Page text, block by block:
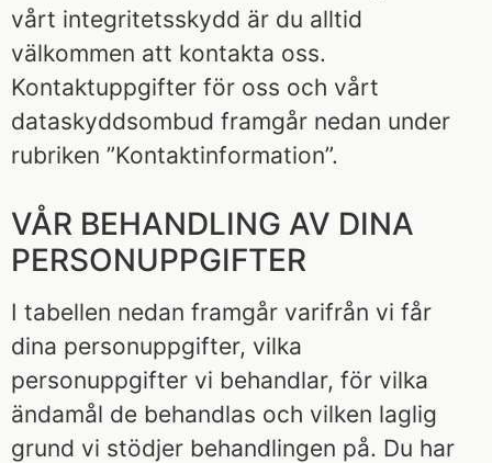
vårt integritetsskydd är du alltid
välkommen att kontakta oss.
Kontaktuppgifter för oss och vårt
dataskyddsombud framgår nedan under
rubriken ”Kontaktinformation”.
VÅR BEHANDLING AV DINA
PERSONUPPGIFTER
I tabellen nedan framgår varifrån vi får
dina personuppgifter, vilka
personuppgifter vi behandlar, för vilka
ändamål de behandlas och vilken laglig
grund vi stödjer behandlingen på. Du har